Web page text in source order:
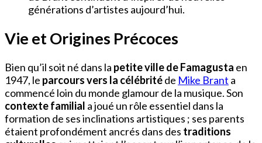
générations d’artistes aujourd’hui.
Vie et Origines Précoces
Bien qu’il soit né dans la petite ville de Famagusta en
1947, le parcours vers la célébritéde Mike Brant a
commencé loin du monde glamour de la musique. Son
contexte familial a joué un rôle essentiel dans la
formation de ses inclinations artistiques ; ses parents
étaient profondément ancrés dans des traditions